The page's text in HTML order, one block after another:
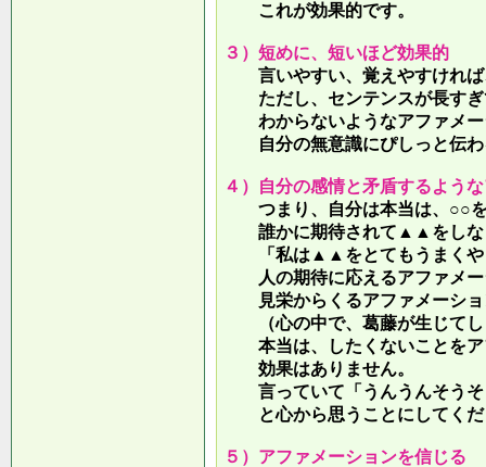
これが効果的です。
３）短めに、短いほど効果的
言いやすい、覚えやすければ
ただし、センテンスが長すぎ
わからないようなアファメー
自分の無意識にぴしっと伝わ
４）自分の感情と矛盾するよう
つまり、自分は本当は、○○を
誰かに期待されて▲▲をしな
「私は▲▲をとてもうまくや
人の期待に応えるアファメ
見栄からくるアファメーショ
（心の中で、葛藤が生じてし
本当は、したくないことをア
効果はありません。
言っていて 「うんうんそう
と心から思うことにしてくだ
５）アファメーションを信じる